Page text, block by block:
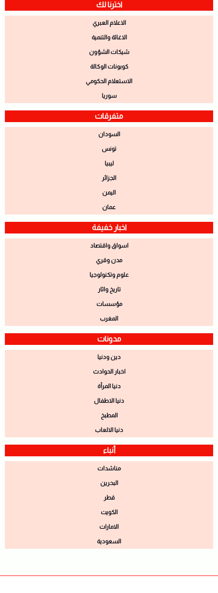
اخترنا لك
الاعلام العبري
الاغاثة والتنمية
شيكات الشؤون
كوبونات الوكالة
الاستعلام الحكومي
سوريا
متفرقات
السودان
تونس
ليبيا
الجزائر
اليمن
عمان
اخبار خفيفة
اسواق واقتصاد
مدن وقري
علوم وتكنولوجيا
تاريخ واثار
مؤسسات
المغرب
مدونات
دين ودنيا
اخبار الحوادث
دنيا المرأة
دنيا الاطفال
المطبخ
دنيا الالعاب
أنباء
مناشدات
البحرين
قطر
الكويت
الامارات
السعودية